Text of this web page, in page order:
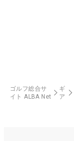
ゴルフ総合サ
イト ALBA Net
ギ
ア